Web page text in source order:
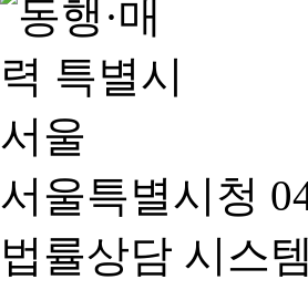
서울특별시청
법률상담 시스